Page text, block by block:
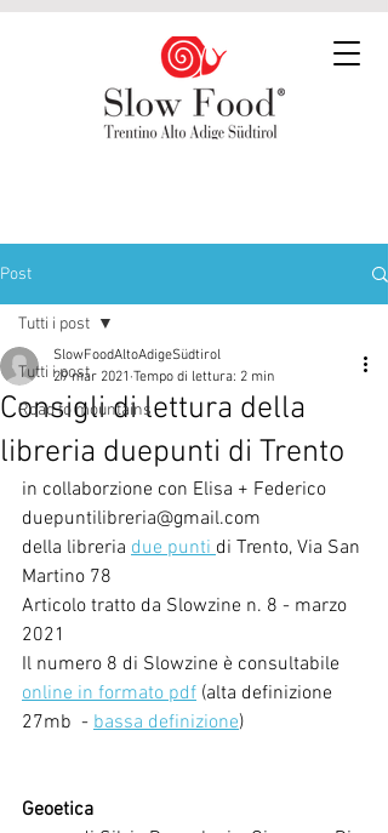
Post
Tutti i post
Road to mountains
Tutti i post
Consigli di lettura della
libreria duepunti di Trento
SlowFoodAltoAdigeSüdtirol
29 mar 2021 Tempo di lettura: 2 min
in collaborzione con Elisa + Federico
duepuntilibreria@gmail.com
della libreria due punti di Trento, Via San
Martino 78
Articolo tratto da Slowzine n. 8 - marzo
2021
Il numero 8 di Slowzine è consultabile
online in formato pdf (alta definizione
27mb  - bassa definizione)
Geoetica